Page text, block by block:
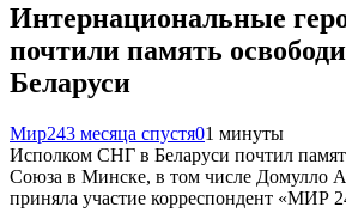
Интернациональные
почтили память
Беларуси
Мир243 месяца спустя01 минуты
Исполком СНГ в Беларуси почтил
Союза в Минске, в том числе Домулло
приняла участие корреспондент «МИР